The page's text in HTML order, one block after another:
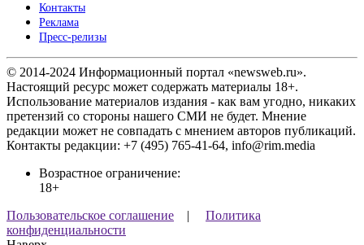
Контакты
Реклама
Пресс-релизы
© 2014-2024 Информационный портал «newsweb.ru».
Настоящий ресурс может содержать материалы 18+.
Использование материалов издания - как вам угодно, никаких
претензий со стороны нашего СМИ не будет. Мнение
редакции может не совпадать с мнением авторов публикаций.
Контакты редакции: +7 (495) 765-41-64, info@rim.media
Возрастное ограничение:
18+
Пользовательское соглашение | Политика
конфиденциальности